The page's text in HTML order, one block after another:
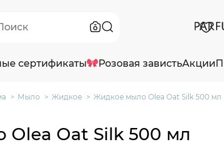
сертификаты Розовая завистьАкции
Мыло Жидкое Жидкое мыло Olea Oat Silk 500 мл
Oat Silk 500 мл